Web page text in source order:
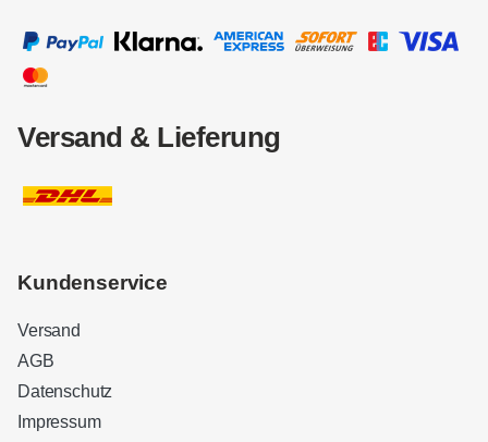
Versand & Lieferung
Kundenservice
Versand
AGB
Datenschutz
Impressum